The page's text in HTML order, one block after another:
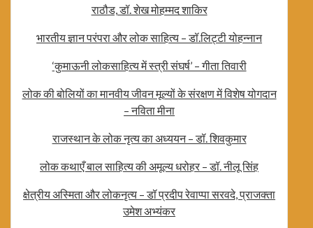
राठौड, डॉ. शेख मोहम्मद शाकिर
भारतीय ज्ञान परंपरा और लोक साहित्य – डॉ.लिट्टी योहन्नान
‘कुमाऊनी लोकसाहित्य में स्त्री संघर्ष’ – गीता तिवारी
लोक की बोलियों का मानवीय जीवन मूल्यों के संरक्षण में विशेष योगदान
– नविता मीना
राजस्थान के लोक नृत्य का अध्ययन – डॉ. शिवकुमार
लोक कथाएँ बाल साहित्य की अमूल्य धरोहर – डॉ. नीलू सिंह
क्षेत्रीय अस्मिता और लोकनृत्य – डॉ प्रदीप रेवाप्पा सरवदे, प्राजक्ता
उमेश अभ्यंकर